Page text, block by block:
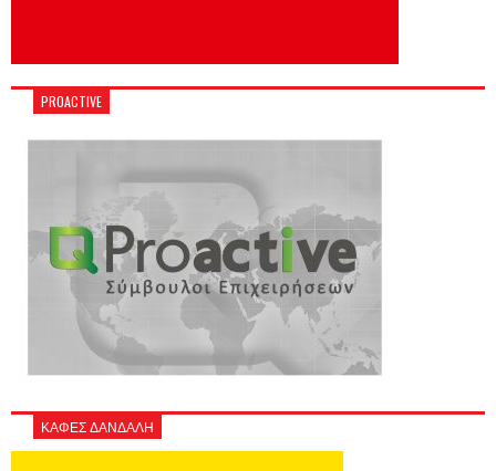
PROACTIVE
ΚΑΦΕΣ ΔΑΝΔΑΛΗ